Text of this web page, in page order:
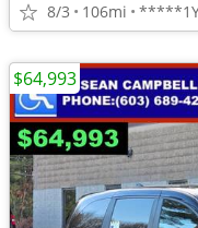
8/3 106mi
$64,993